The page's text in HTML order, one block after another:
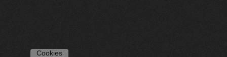
Cookies